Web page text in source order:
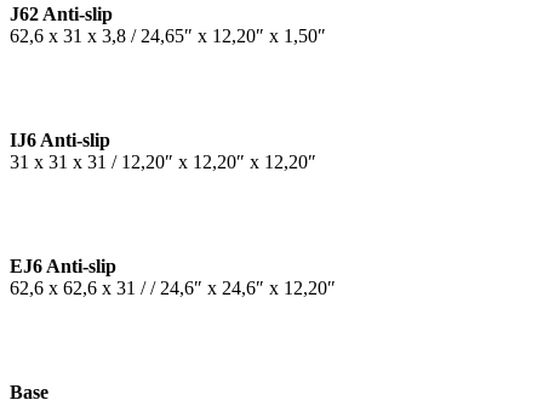
J62 Anti-slip
62,6 x 31 x 3,8 / 24,65″ x 12,20″ x 1,50″
IJ6 Anti-slip
31 x 31 x 31 / 12,20″ x 12,20″ x 12,20″
EJ6 Anti-slip
62,6 x 62,6 x 31 / / 24,6″ x 24,6″ x 12,20″
Base